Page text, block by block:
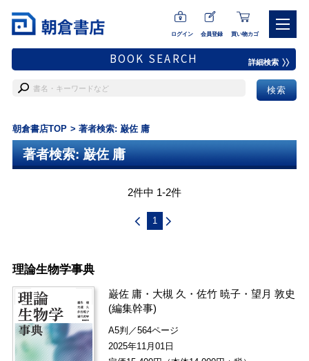
ログイン 会員登録 買い物カゴ
BOOK SEARCH 詳細検索
朝倉書店TOP 著者検索: 巌佐 庸
著者検索: 巌佐 庸
2件中 1-2件
1
理論生物学事典
巌佐 庸 ・ 大槻 久 ・佐竹 暁子 ・望月 敦史
(編集幹事)
A5判／564ページ
2025年11月01日